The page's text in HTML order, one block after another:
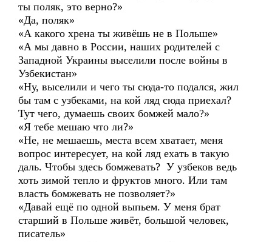
ты поляк, это верно?»
«Да, поляк»
«А какого хрена ты живёшь не в Польше»
«А мы давно в России, наших родителей с
Западной Украины выселили после войны в
Узбекистан»
«Ну, выселили и чего ты сюда-то подался, жил
бы там с узбеками, на кой ляд сюда приехал?
Тут чего, думаешь своих бомжей мало?»
«Я тебе мешаю что ли?»
«Не, не мешаешь, места всем хватает, меня
вопрос интересует, на кой ляд ехать в такую
даль. Чтобы здесь бомжевать? У узбеков ведь
хоть зимой тепло и фруктов много. Или там
власть бомжевать не позволяет?»
«Давай ещё по одной выпьем. У меня брат
старший в Польше живёт, большой человек,
писатель»